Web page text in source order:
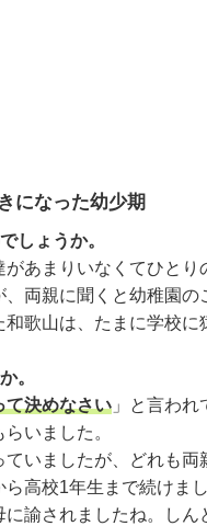
になった幼少期
しょうか。
あまりいなくてひと
両親に聞くと幼稚園
歌山は、たまに学校
。
て決めなさい 」と言わ
いました。
いましたが、どれも
高校1年生まで続け
諭されましたね。しん